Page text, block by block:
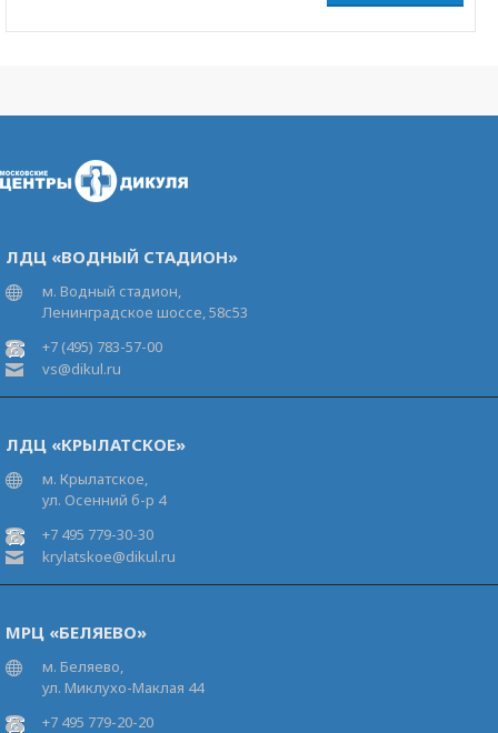
ЛДЦ «ВОДНЫЙ СТАДИОН»
м. Водный стадион,
Ленинградское шоссе, 58с53
+7 (495) 783-57-00
vs@dikul.ru
ЛДЦ «КРЫЛАТСКОЕ»
м. Крылатское,
ул. Осенний б-р 4
+7 495 779-30-30
krylatskoe@dikul.ru
МРЦ «БЕЛЯЕВО»
м. Беляево,
ул. Миклухо-Маклая 44
+7 495 779-20-20